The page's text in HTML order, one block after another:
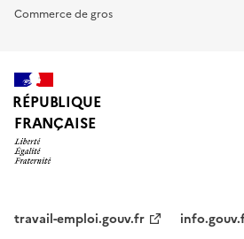
Commerce de gros
RÉPUBLIQUE
FRANÇAISE
travail-emploi.gouv.fr